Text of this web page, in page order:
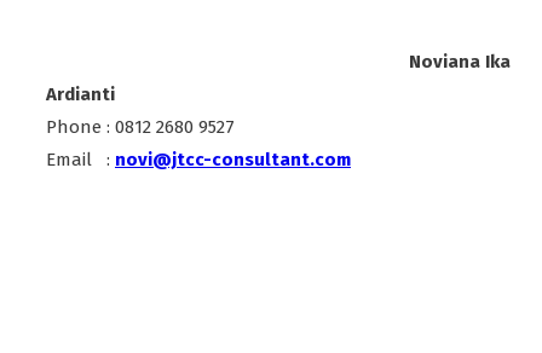
Noviana Ika
Ardianti
Phone : 0812 2680 9527
Email : novi@jtcc-consultant.com